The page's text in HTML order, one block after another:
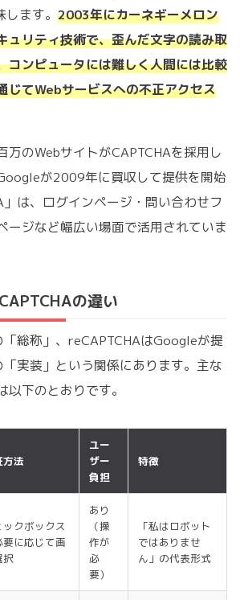
ます。 2003年にカーネギーメロン
ュリティ技術で、歪んだ文字の読み取
コンピュータには難しく人間には比較
じてWebサービスへの不正アクセス
万のWebサイトがCAPTCHAを採用し
が2009年に買収して提供を開始
は、ログインページ・問い合わせフ
ージなど幅広い場面で活用されていま
の違い
「総称」、reCAPTCHAはGoogleが提
実装」という関係にあります。主な
下のとおりです。
方法
ユー
ザー
負担
特徴
ックボックス
要に応じて画
択
あり
（操
作が
必
要）
「私はロボット
ではありませ
ん」の代表形式